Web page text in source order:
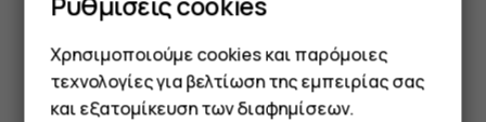
δάκτυλο την οθόνη προς τα επάνω και στο πλάτος. Εάν
Χρησιμοποιούμε cookies και παρόμοιες
τεχνολογίες για βελτίωση της εμπειρίας σας
και εξατομίκευση των διαφημίσεων.